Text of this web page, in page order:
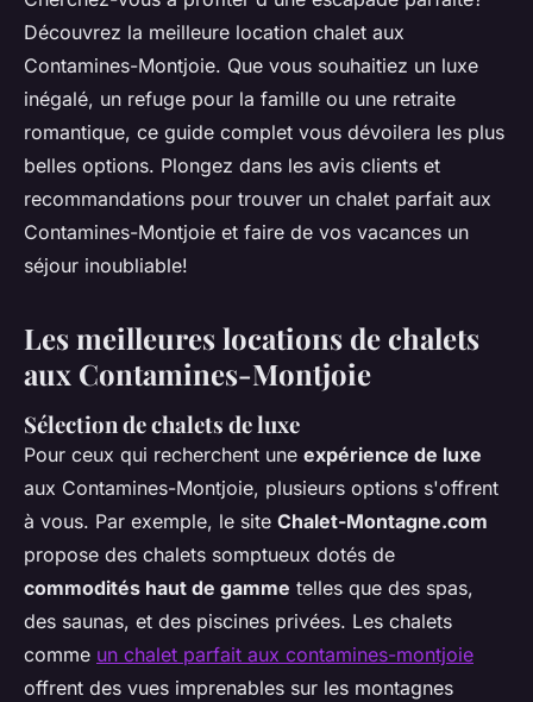
location chalet les
contamines-montjoie
Thaïs•17 août 2024•5 min de lecture
Découvrez la meilleure location chalet aux
Contamines-Montjoie. Que vous souhaitiez un luxe
inégalé, un refuge pour la famille ou une retraite
romantique, ce guide complet vous dévoilera les plus
belles options. Plongez dans les avis clients et
recommandations pour trouver un chalet parfait aux
Contamines-Montjoie et faire de vos vacances un
séjour inoubliable!
Les meilleures locations de chalets
aux Contamines-Montjoie
Sélection de chalets de luxe
Pour ceux qui recherchent une expérience de luxe
aux Contamines-Montjoie, plusieurs options s'offrent
à vous. Par exemple, le site Chalet-Montagne.com
propose des chalets somptueux dotés de
commodités haut de gamme telles que des spas,
des saunas, et des piscines privées. Les chalets
comme un chalet parfait aux contamines-montjoie
offrent des vues imprenables sur les montagnes